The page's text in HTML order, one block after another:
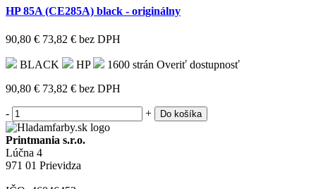
HP 85A (CE285A) black - originálny
90,80 € 73,82 € bez DPH
BLACK HP 1600 strán Overiť dostupnosť
90,80 € 73,82 € bez DPH
- + Do košíka
Printmania s.r.o.
Lúčna 4
971 01 Prievidza